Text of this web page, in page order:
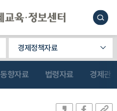
경제정책자료
동향자료 법령자료 경제관